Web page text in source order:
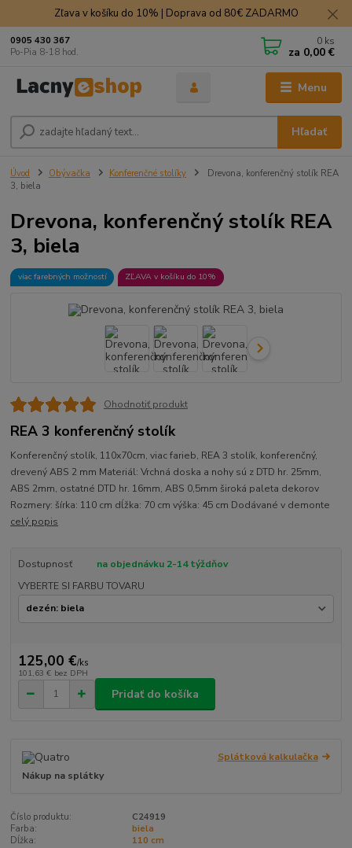
Zľava v košíku do 10% | Doprava od 80€ ZADARMO
Menu
Hľadať
0905 430 367
Po-Pia 8-18 hod.
0 ks
za 0,00 €
Úvod Obývačka Konferenčné stolíky
Drevona, konferenčný stolík REA
3, biela
Drevona, konferenčný stolík REA
3, biela
viac farebných možností ZĽAVA v košíku do 10%
Ohodnotiť produkt
REA 3 konferenčný stolík
Konferenčný stolík, 110x70cm, viac farieb, REA 3 stolík, konferenčný,
drevený ABS 2 mm Materiál: Vrchná doska a nohy sú z DTD hr. 25mm,
ABS 2mm, ostatné DTD hr. 16mm, ABS 0,5mm široká paleta dekorov
Rozmery: šírka: 110 cm dĺžka: 70 cm výška: 45 cm Dodávané v demonte
celý popis
Dostupnosť
na objednávku 2-14 týždňov
VYBERTE SI FARBU TOVARU
125,00 €/ks
101,63 € bez DPH
Pridať do košíka
Splátková kalkulačka
Nákup na splátky
Číslo produktu:
C24919
Farba:
biela
Dĺžka:
110 cm